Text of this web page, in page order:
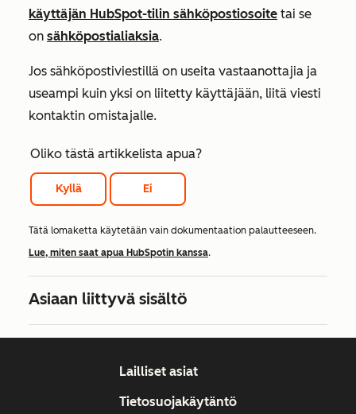
käyttäjän HubSpot-tilin sähköpostiosoite tai se
on sähköpostialiaksia.
Jos sähköpostiviestillä on useita vastaanottajia ja
useampi kuin yksi on liitetty käyttäjään, liitä viesti
kontaktin omistajalle.
Oliko tästä artikkelista apua?
Kyllä Ei
Tätä lomaketta käytetään vain dokumentaation palautteeseen.
Lue, miten saat apua HubSpotin kanssa.
Asiaan liittyvä sisältö
Lailliset asiat
Tietosuojakäytäntö